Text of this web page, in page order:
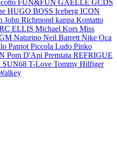
FUN&FUN GAELLE GCDS
HUGO BOSS Iceberg ICON
John Richmond kappa Kontatto
ELLIS Michael Kors Miss
Naturino Neil Barrett Nike Oca
Patriot Piccola Ludo Pinko
Pom D'Api Premiata REFRIGUE
SUN68 T-Love Tommy Hilfiger